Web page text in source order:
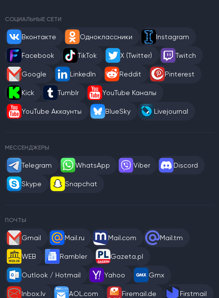
СОЦИАЛЬНЫЕ СЕТИ
Вконтакте Одноклассники Instagram
Facebook TikTok X (Twitter) Twitch
Google LinkedIn Reddit Pinterest
Kick Tumblr YouTube Каналы
YouTube Аккаунты BlueSky Livejournal
МЕССЕНДЖЕРЫ
Telegram WhatsApp Viber Discord
Skype Snapchat
ПОЧТЫ
Gmail Mail.ru Mail.com Mail.tm
WEB Rambler Gazeta.pl
Outlook / Hotmail Yahoo Gmx
Inbox.lv AOL.com Firemail.de Firstmail